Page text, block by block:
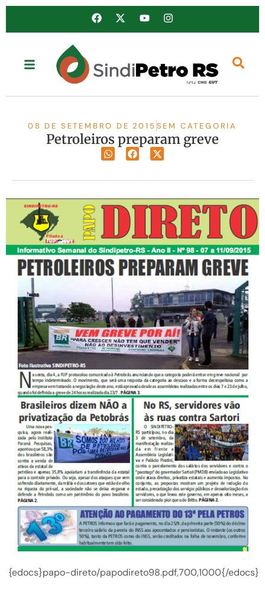
08 DE SETEMBRO DE 2015 SEM CATEGORIA
Petroleiros preparam greve
{edocs}papo-direto/papodireto98.pdf,700,1000{/edocs}